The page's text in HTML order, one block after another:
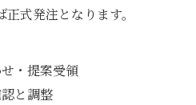
式発注となります。
・提案受領
と調整